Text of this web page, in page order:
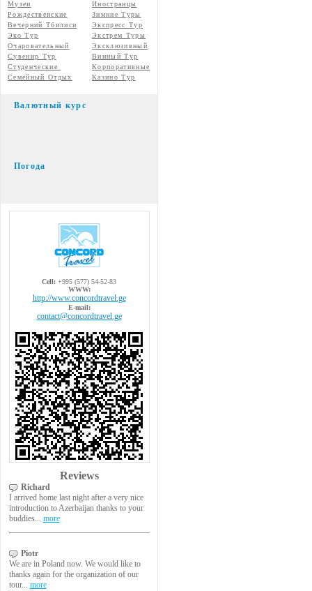
Музеи
Иностранцы
Рождественские
Зимние Туры
Вечерний Тбилиси
Экспресс Тур
Эко Тур
Экстрем Туры
Очаровательный
Эксклюзивный
Сувенир Тур
Винный Тур
Студенческие
Корпоративные
Семейный Отдых
Казино Тур
Валютный курс
Погода
Cell: +995 (577) 54-52-83
WWW:
http://www.concordtravel.ge
E-mail:
contact@concordtravel.ge
Reviews
Richard
I arrived home last night after a very nice
introduction to Azerbaijan thanks to your
buddies... more
Piotr
We are in Poland now. We would like to
thanks again for the organization of our
tour... more